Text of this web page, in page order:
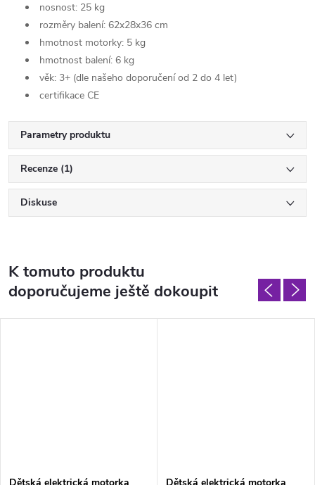
nosnost: 25 kg
rozměry balení: 62x28x36 cm
hmotnost motorky: 5 kg
hmotnost balení: 6 kg
věk: 3+ (dle našeho doporučení od 2 do 4 let)
certifikace CE
Parametry produktu
Recenze (1)
Diskuse
K tomuto produktu
doporučujeme ještě dokoupit